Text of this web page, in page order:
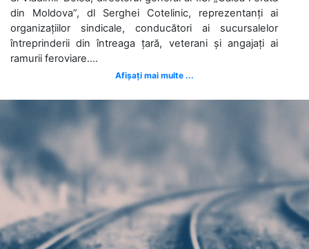
din Moldova”, dl Serghei Cotelinic, reprezentanți ai
organizațiilor sindicale, conducători ai sucursalelor
întreprinderii din întreaga țară, veterani și angajați ai
ramurii feroviare....
Afișați mai multe ...